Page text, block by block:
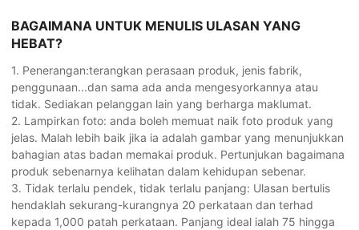
BAGAIMANA UNTUK MENULIS ULASAN YANG
HEBAT?
1. Penerangan:terangkan perasaan produk, jenis fabrik,
penggunaan...dan sama ada anda mengesyorkannya atau
tidak. Sediakan pelanggan lain yang berharga maklumat.
2. Lampirkan foto: anda boleh memuat naik foto produk yang
jelas. Malah lebih baik jika ia adalah gambar yang menunjukkan
bahagian atas badan memakai produk. Pertunjukan bagaimana
produk sebenarnya kelihatan dalam kehidupan sebenar.
3. Tidak terlalu pendek, tidak terlalu panjang: Ulasan bertulis
hendaklah sekurang-kurangnya 20 perkataan dan terhad
kepada 1,000 patah perkataan. Panjang ideal ialah 75 hingga